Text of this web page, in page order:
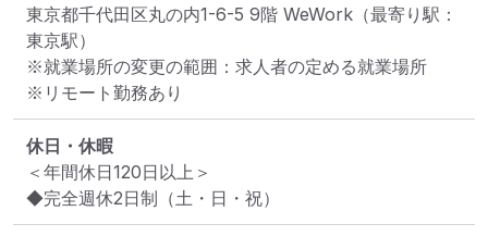
東京都千代田区丸の内1-6-5 9階 WeWork （最寄り駅：
東京駅）
※就業場所の変更の範囲：求人者の定める就業場所
※リモート勤務あり
休日・休暇
＜年間休日120日以上＞
◆完全週休2日制（土・日・祝）